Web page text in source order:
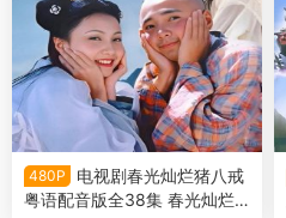
480P
电视剧春光灿烂猪八戒
粤语配音版全38集 春光灿烂